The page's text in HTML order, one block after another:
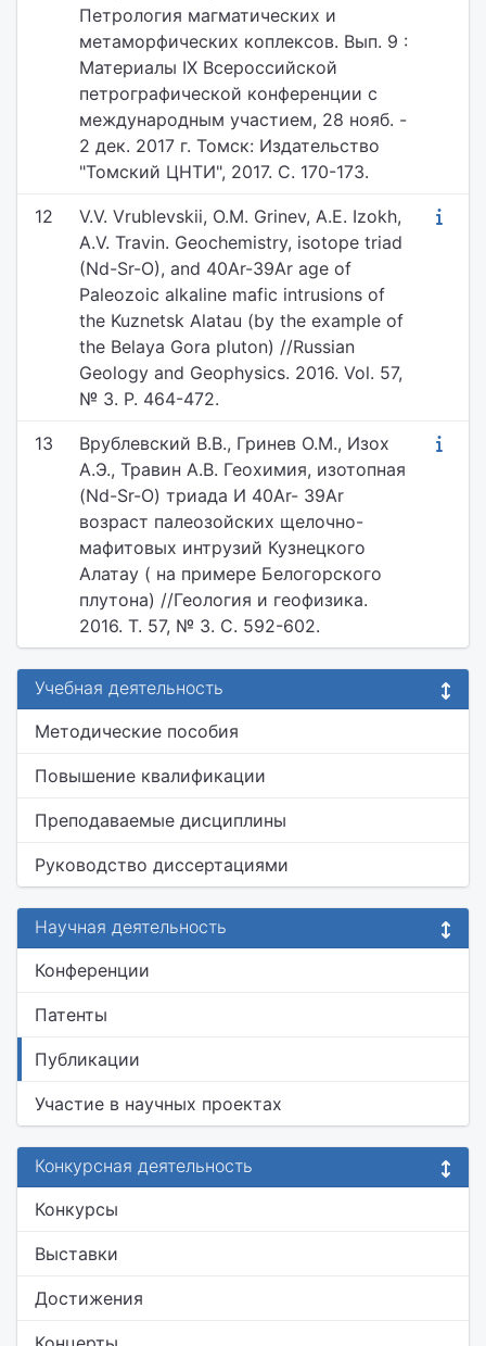
Петрология магматических и
метаморфических коплексов. Вып. 9 :
Материалы IX Всероссийской
петрографической конференции с
международным участием, 28 нояб. -
2 дек. 2017 г. Томск: Издательство
"Томский ЦНТИ", 2017. С. 170-173.
12
V.V. Vrublevskii, O.M. Grinev, A.E. Izokh,
A.V. Travin. Geochemistry, isotope triad
(Nd-Sr-O), and 40Ar-39Ar age of
Paleozoic alkaline mafic intrusions of
the Kuznetsk Alatau (by the example of
the Belaya Gora pluton) //Russian
Geology and Geophysics. 2016. Vol. 57,
№ 3. P. 464-472.
13
Врублевский В.В., Гринев О.М., Изох
А.Э., Травин А.В. Геохимия, изотопная
(Nd-Sr-O) триада И 40Ar- 39Ar
возраст палеозойских щелочно-
мафитовых интрузий Кузнецкого
Алатау ( на примере Белогорского
плутона) //Геология и геофизика.
2016. Т. 57, № 3. С. 592-602.
Учебная деятельность
Методические пособия
Повышение квалификации
Преподаваемые дисциплины
Руководство диссертациями
Научная деятельность
Конференции
Патенты
Публикации
Участие в научных проектах
Конкурсная деятельность
Конкурсы
Выставки
Достижения